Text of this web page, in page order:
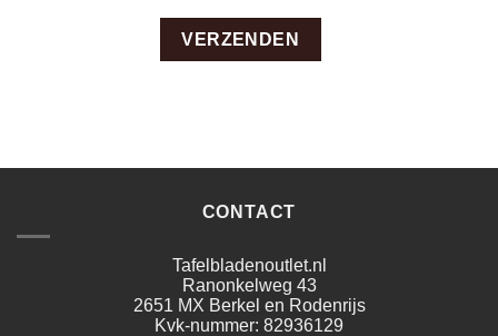
CONTACT
Tafelbladenoutlet.nl
Ranonkelweg 43
2651 MX Berkel en Rodenrijs
Kvk-nummer: 82936129